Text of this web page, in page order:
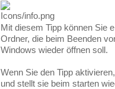
Mit diesem Tipp können Sie
Ordner, die beim Beenden
Windows wieder öffnen soll.
Wenn Sie den Tipp
und stellt sie beim starten